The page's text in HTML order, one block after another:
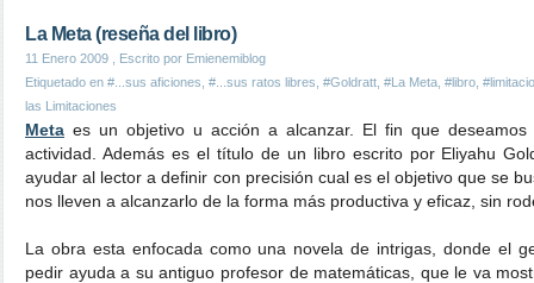
La Meta (reseña del libro)
11 Enero 2009 , Escrito por Emienemiblog
Etiquetado en #...sus aficiones #...sus ratos libres #Goldratt #La Meta #libro
las Limitaciones
Meta es un objetivo u acción a alcanzar. El fin que
actividad. Además es el título de un libro escrito por Eliyahu
ayudar al lector a definir con precisión cual es el objetivo que se
nos lleven a alcanzarlo de la forma más productiva y eficaz, sin
La obra esta enfocada como una novela de intrigas, donde el
pedir ayuda a su antiguo profesor de matemáticas, que le va